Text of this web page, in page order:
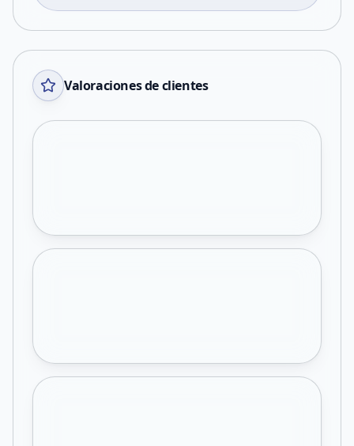
Valoraciones de clientes